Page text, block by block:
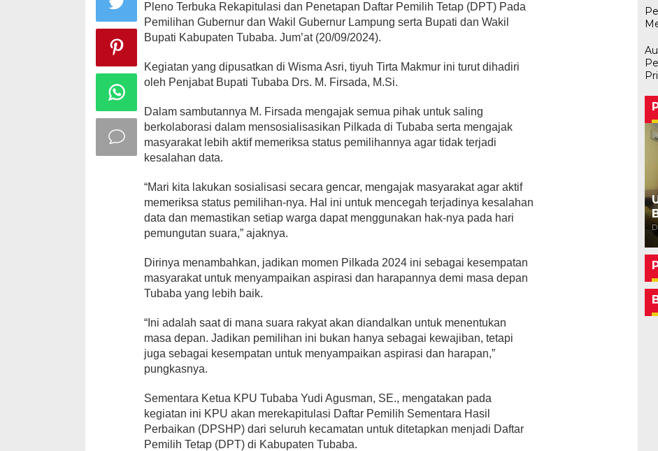
Pleno Terbuka Rekapitulasi dan Penetapan Daftar Pemilih Tetap (DPT) Pada
Pemilihan Gubernur dan Wakil Gubernur Lampung serta Bupati dan Wakil
Bupati Kabupaten Tubaba. Jum’at (20/09/2024).
Kegiatan yang dipusatkan di Wisma Asri, tiyuh Tirta Makmur ini turut dihadiri
oleh Penjabat Bupati Tubaba Drs. M. Firsada, M.Si.
Dalam sambutannya M. Firsada mengajak semua pihak untuk saling
berkolaborasi dalam mensosialisasikan Pilkada di Tubaba serta mengajak
masyarakat lebih aktif memeriksa status pemilihannya agar tidak terjadi
kesalahan data.
“Mari kita lakukan sosialisasi secara gencar, mengajak masyarakat agar aktif
memeriksa status pemilihan-nya. Hal ini untuk mencegah terjadinya kesalahan
data dan memastikan setiap warga dapat menggunakan hak-nya pada hari
pemungutan suara,” ajaknya.
Dirinya menambahkan, jadikan momen Pilkada 2024 ini sebagai kesempatan
masyarakat untuk menyampaikan aspirasi dan harapannya demi masa depan
Tubaba yang lebih baik.
“Ini adalah saat di mana suara rakyat akan diandalkan untuk menentukan
masa depan. Jadikan pemilihan ini bukan hanya sebagai kewajiban, tetapi
juga sebagai kesempatan untuk menyampaikan aspirasi dan harapan,”
pungkasnya.
Sementara Ketua KPU Tubaba Yudi Agusman, SE., mengatakan pada
kegiatan ini KPU akan merekapitulasi Daftar Pemilih Sementara Hasil
Perbaikan (DPSHP) dari seluruh kecamatan untuk ditetapkan menjadi Daftar
Pemilih Tetap (DPT) di Kabupaten Tubaba.